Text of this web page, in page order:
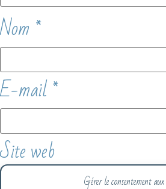
Gérer le consentement aux
Nom *
E-mail*
Site web